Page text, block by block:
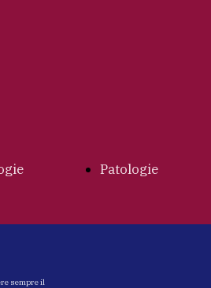
Patologie
sempre il